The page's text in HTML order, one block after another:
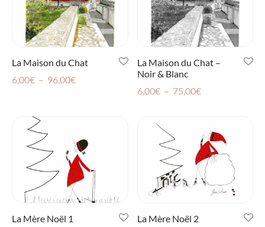
25,00€
96,00€
La Maison du Chat
6,00€ – 96,00€Plage
96,00€
La Maison du Chat –
Noir & Blanc
6,00€ – 75,00€Plage
6,00€
à
75,00€
La Mère Noël 1
La Mère Noël 2